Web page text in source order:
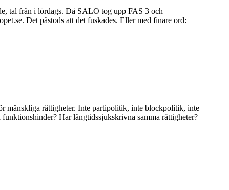
tal från i lördags. Då SALO tog upp FAS 3 och
Det påstods att det fuskades. Eller med finare ord:
mänskliga rättigheter. Inte partipolitik, inte blockpolitik, inte
Har långtidssjukskrivna samma rättigheter?